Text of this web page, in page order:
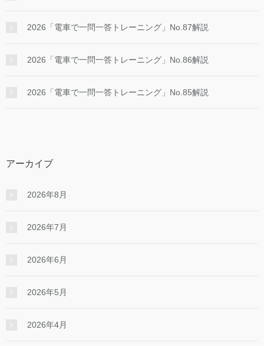
2026「電車で一問一答トレーニング」No.87解説
2026「電車で一問一答トレーニング」No.86解説
2026「電車で一問一答トレーニング」No.85解説
アーカイブ
2026年8月
2026年7月
2026年6月
2026年5月
2026年4月